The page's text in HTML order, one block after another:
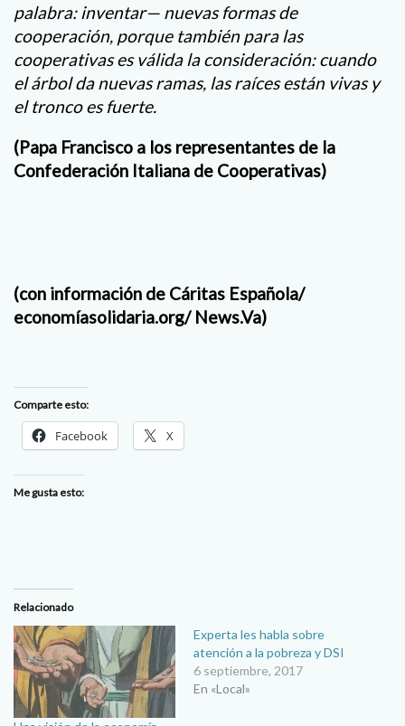
palabra: inventar— nuevas formas de
cooperación, porque también para las
cooperativas es válida la consideración: cuando
el árbol da nuevas ramas, las raíces están vivas y
el tronco es fuerte.
(Papa Francisco a los representantes de la
Confederación Italiana de Cooperativas)
(con información de Cáritas Española/
economíasolidaria.org/ News.Va)
Comparte esto:
Facebook X
Me gusta esto:
Relacionado
Experta les habla sobre
atención a la pobreza y DSI
6 septiembre, 2017
En «Local»